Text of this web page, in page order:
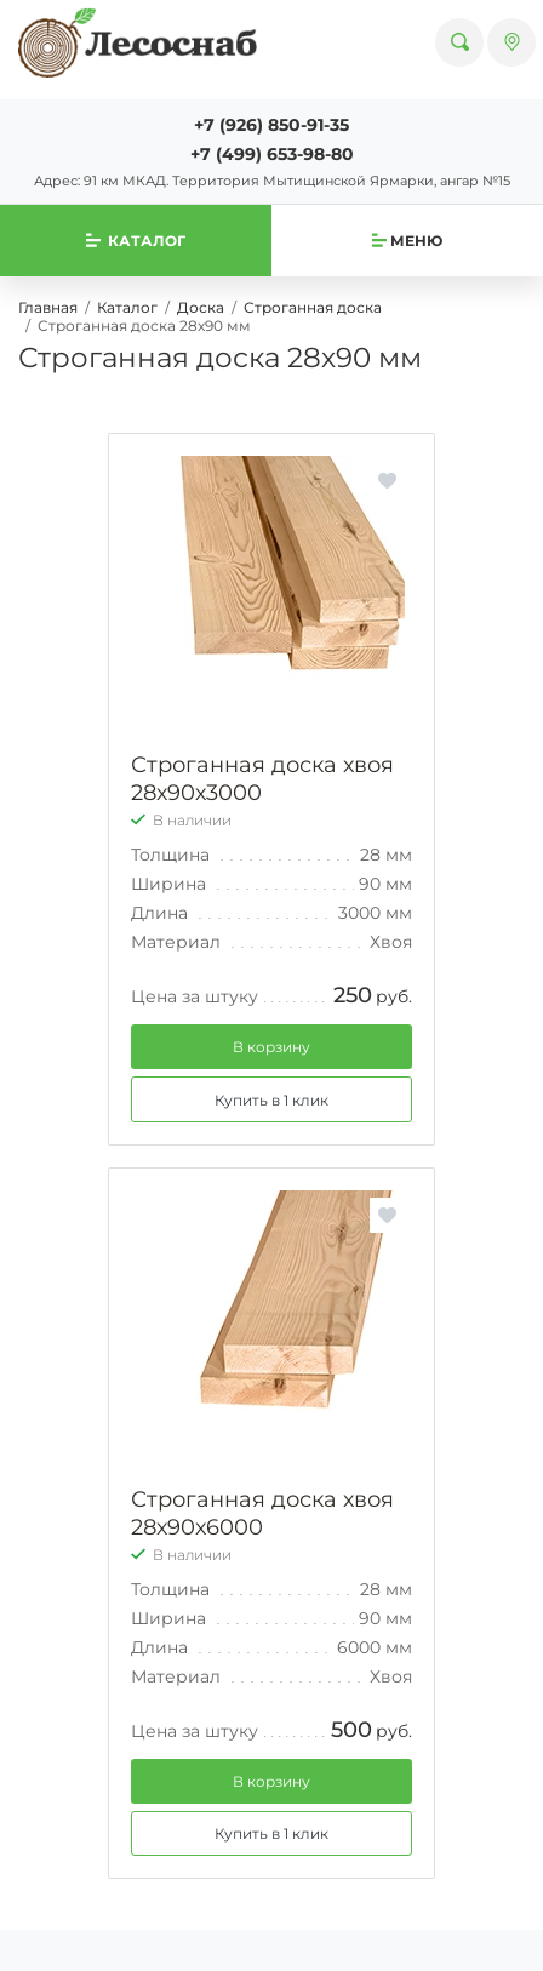
+7 (926) 850-91-35
+7 (499) 653-98-80
Адрес: 91 км МКАД. Территория Мытищинской Ярмарки, ангар №15
КАТАЛОГ МЕНЮ
Главная Каталог Доска
Строганная доска
Строганная доска 28х90 мм
Строганная доска 28х90 мм
Строганная доска хвоя
28х90х3000
В наличии
Толщина
28 мм
Ширина
90 мм
Длина
3000 мм
Материал
Хвоя
Цена за штуку 250 руб.
В корзину
Купить в 1 клик
Строганная доска хвоя
28х90х6000
В наличии
Толщина
28 мм
Ширина
90 мм
Длина
6000 мм
Материал
Хвоя
Цена за штуку 500 руб.
В корзину
Купить в 1 клик